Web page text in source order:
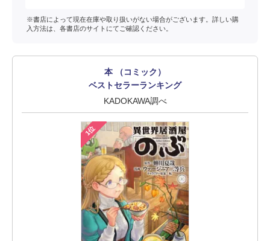
※書店によって現在在庫や取り扱いがない場合がございます。詳しい購
入方法は、各書店のサイトにてご確認ください。
本 （コミック）
ベストセラーランキング
KADOKAWA調べ
1位